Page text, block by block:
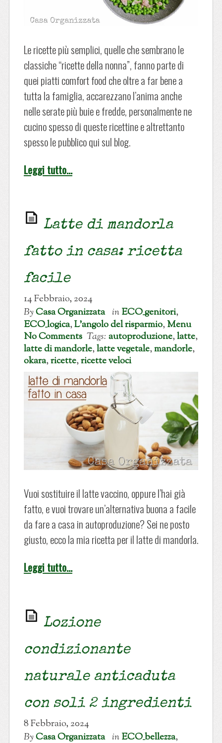
Le ricette più semplici, quelle che sembrano le
classiche “ricette della nonna”, fanno parte di
quei piatti comfort food che oltre a far bene a
tutta la famiglia, accarezzano l’anima anche
nelle serate più buie e fredde, personalmente ne
cucino spesso di queste ricettine e altrettanto
spesso le pubblico qui sul blog.
Leggi tutto…
Latte di mandorla
fatto in casa: ricetta
facile
14 Febbraio, 2024
ByCasa Organizzata inECO_genitori,
ECO_logica,L'angolo del risparmio,Menu
No Comments Tags: autoproduzione,latte,
latte di mandorle,latte vegetale,mandorle,
okara,ricette,ricette veloci
Vuoi sostituire il latte vaccino, oppure l’hai già
fatto, e vuoi trovare un’alternativa buona a facile
da fare a casa in autoproduzione? Sei ne posto
giusto, ecco la mia ricetta per il latte di mandorla.
Leggi tutto…
Lozione
condizionante
naturale anticaduta
con soli 2 ingredienti
8 Febbraio, 2024
ByCasa Organizzata inECO_bellezza,